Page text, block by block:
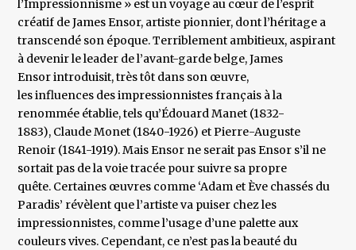
l’Impressionnisme » est un voyage au cœur de l’esprit
créatif de James Ensor, artiste pionnier, dont l’héritage a
transcendé son époque. Terriblement ambitieux, aspirant
à devenir le leader de l’avant-garde belge, James
Ensor introduisit, très tôt dans son œuvre,
les influences des impressionnistes français à la
renommée établie, tels qu’Édouard Manet (1832-
1883), Claude Monet (1840-1926) et Pierre-Auguste
Renoir (1841-1919). Mais Ensor ne serait pas Ensor s’il ne
sortait pas de la voie tracée pour suivre sa propre
quête. Certaines œuvres comme ‘Adam et Ève chassés du
Paradis’ révèlent que l’artiste va puiser chez les
impressionnistes, comme l’usage d’une palette aux
couleurs vives. Cependant, ce n’est pas la beauté du